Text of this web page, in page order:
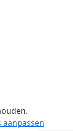
aanpassen